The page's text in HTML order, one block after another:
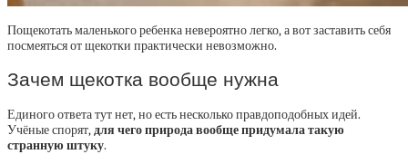
Пощекотать маленького ребенка невероятно легко, а вот заставить себя
посмеяться от щекотки практически невозможно.
Зачем щекотка вообще нужна
Единого ответа тут нет, но есть несколько правдоподобных идей.
Учёные спорят,для чего природа вообще придумала такую
странную штуку.